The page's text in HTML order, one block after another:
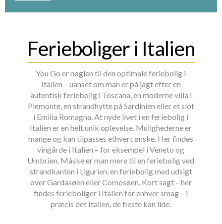
Ferieboliger i Italien
You Go er nøglen til den optimale feriebolig i
Italien – uanset om man er på jagt efter en
autentisk feriebolig i Toscana, en moderne villa i
Piemonte, en strandhytte på Sardinien eller et slot
i Emilia Romagna. At nyde livet i en feriebolig i
Italien er en helt unik oplevelse. Mulighederne er
mange og kan tilpasses ethvert ønske. Her findes
vingårde i Italien – for eksempel i Veneto og
Umbrien. Måske er man mere til en feriebolig ved
strandkanten i Ligurien, en feriebolig med udsigt
over Gardasøen eller Comosøen. Kort sagt – her
findes ferieboliger i Italien for enhver smag – i
præcis det Italien, de fleste kan lide.